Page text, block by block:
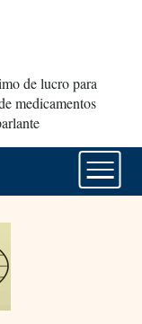
de lucro para
medicamentos